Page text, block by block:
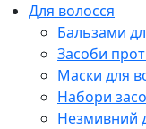
Для волосся
Бальзами
Засоби
Маски для
Набори
Незмивний